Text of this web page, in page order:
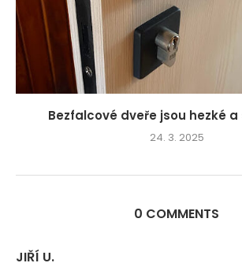
Bezfalcové dveře jsou hezké
24. 3. 2025
0 COMMENTS
JIŘÍ U.